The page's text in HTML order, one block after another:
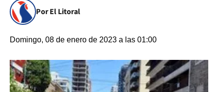
Por El Litoral
Domingo, 08 de enero de 2023 a las 01:00